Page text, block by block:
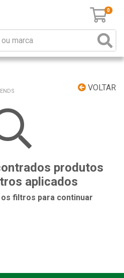
0
VOLTAR
produtos
aplicados
filtros para continuar